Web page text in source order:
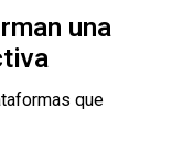
una
que